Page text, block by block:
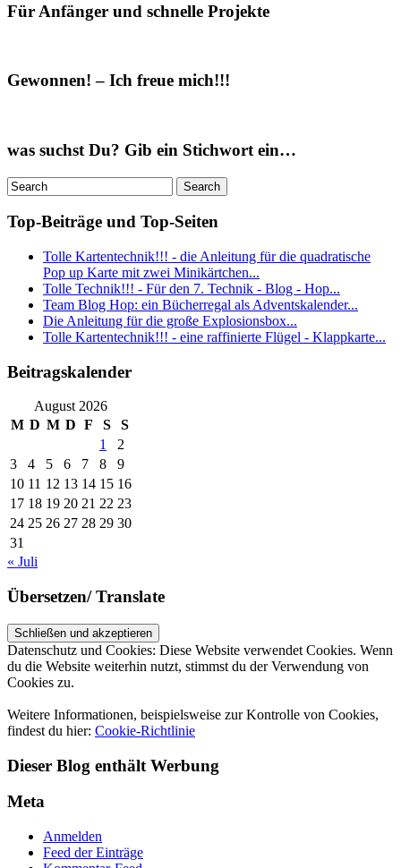
Für Anfänger und schnelle Projekte
Gewonnen! – Ich freue mich!!!
was suchst Du? Gib ein Stichwort ein…
Top-Beiträge und Top-Seiten
Tolle Kartentechnik!!! - die Anleitung für die quadratische
Pop up Karte mit zwei Minikärtchen...
Tolle Technik!!! - Für den 7. Technik - Blog - Hop...
Team Blog Hop: ein Bücherregal als Adventskalender...
Die Anleitung für die große Explosionsbox...
Tolle Kartentechnik!!! - eine raffinierte Flügel - Klappkarte...
Beitragskalender
August 2026
M D M D F S
S
1
2
3
4 5 6 7 8
9
10 11 12 13 14 15 16
17 18 19 20 21 22 23
24 25 26 27 28 29 30
31
« Juli
Übersetzen/ Translate
Datenschutz und Cookies: Diese Website verwendet Cookies. Wenn
du die Website weiterhin nutzt, stimmst du der Verwendung von
Cookies zu.
Weitere Informationen, beispielsweise zur Kontrolle von Cookies,
findest du hier: Cookie-Richtlinie
Dieser Blog enthält Werbung
Meta
Anmelden
Feed der Einträge